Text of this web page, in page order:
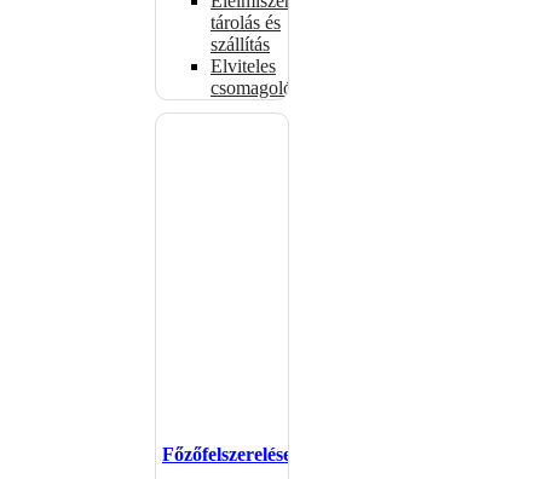
tárolás és
szállítás
Elviteles
csomagolóanyagok
Főzőfelszerelések